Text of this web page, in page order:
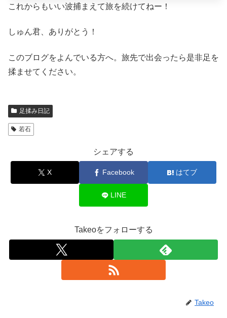
これからもいい波捕まえて旅を続けてねー！
しゅん君、ありがとう！
このブログをよんでいる方へ。旅先で出会ったら是非足を
揉ませてください。
足揉み日記
若石
シェアする
X Facebook はてブ
LINE
Takeoをフォローする
Takeo